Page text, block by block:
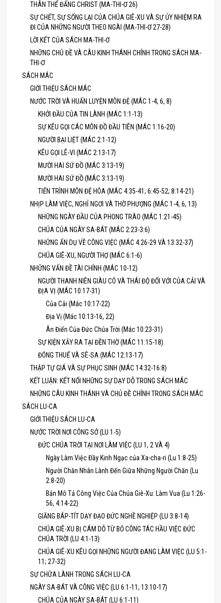
THÂN THỂ ĐẤNG CHRIST (MA-THI-Ơ 26)
SỰ CHẾT, SỰ SỐNG LẠI CỦA CHÚA GIÊ-XU VÀ SỰ ỦY NHIỆM RA
ĐI CỦA NHỮNG NGƯỜI THEO NGÀI (MA-THI-Ơ 27-28)
LỜI KẾT CỦA SÁCH MA-THI-Ơ
NHỮNG CHỦ ĐỀ VÀ CÂU KINH THÁNH CHÍNH TRONG SÁCH MA-
THI-Ơ
SÁCH MÁC
GIỚI THIỆU SÁCH MÁC
NƯỚC TRỜI VÀ HUẤN LUYỆN MÔN ĐỆ (MÁC 1-4, 6, 8)
KHỞI ĐẦU CỦA TIN LÀNH (MÁC 1:1-13)
SỰ KÊU GỌI CÁC MÔN ĐỒ ĐẦU TIÊN (MÁC 1:16-20)
NGƯỜI BẠI LIỆT (MÁC 2:1-12)
KÊU GỌI LÊ-VI (MÁC 2:13-17)
MƯỜI HAI SỨ ĐỒ (MÁC 3:13-19)
MƯỜI HAI SỨ ĐỒ (MÁC 3:13-19)
TIẾN TRÌNH MÔN ĐỆ HÓA (MÁC 4:35-41; 6:45-52; 8:14-21)
NHỊP LÀM VIỆC, NGHỈ NGƠI VÀ THỜ PHƯỢNG (MÁC 1-4, 6, 13)
NHỮNG NGÀY ĐẦU CỦA PHONG TRÀO (MÁC 1:21-45)
CHÚA CỦA NGÀY SA-BÁT (MÁC 2:23-3:6)
NHỮNG ẨN DỤ VỀ CÔNG VIỆC (MÁC 4:26-29 VÀ 13:32-37)
CHÚA GIÊ-XU, NGƯỜI THỢ (MÁC 6:1-6)
NHỮNG VẤN ĐỀ TÀI CHÍNH (MÁC 10-12)
NGƯỜI THANH NIÊN GIÀU CÓ VÀ THÁI ĐỘ ĐỐI VỚI CỦA CẢI VÀ
ĐỊA VỊ (MÁC 10:17-31)
Của Cải (Mác 10:17-22)
Địa Vị (Mác 10:13-16, 22)
Ân Điển Của Đức Chúa Trời (Mác 10:23-31)
SỰ KIỆN XẢY RA TẠI ĐỀN THỜ (MÁC 11:15-18)
ĐÓNG THUẾ VÀ SÊ-SA (MÁC 12:13-17)
THẬP TỰ GIÁ VÀ SỰ PHỤC SINH (MÁC 14:32-16:8)
KẾT LUẬN: KẾT NỐI NHỮNG SỰ DẠY DỖ TRONG SÁCH MÁC
NHỮNG CÂU KINH THÁNH VÀ CHỦ ĐỀ CHÍNH TRONG SÁCH MÁC
SÁCH LU-CA
GIỚI THIỆU SÁCH LU-CA
NƯỚC TRỜI NƠI CÔNG SỞ (LU 1-5)
ĐỨC CHÚA TRỜI TẠI NƠI LÀM VIỆC (LU 1, 2 VÀ 4)
Ngày Làm Việc Đầy Kinh Ngạc của Xa-cha-ri (Lu 1:8-25)
Người Chăn Nhân Lành Đến Giữa Những Người Chăn (Lu
2:8-20)
Bản Mô Tả Công Việc Của Chúa Giê-Xu: Làm Vua (Lu 1:26-
56, 4:14-22)
GIĂNG BÁP-TÍT DẠY ĐẠO ĐỨC NGHỀ NGHIỆP (LU 3:8-14)
CHÚA GIÊ-XU BỊ CÁM DỖ TỪ BỎ CÔNG TÁC HẦU VIỆC ĐỨC
CHÚA TRỜI (LU 4:1-13)
CHÚA GIÊ-XU KÊU GỌI NHỮNG NGƯỜI ĐANG LÀM VIỆC (LU 5:1-
11; 27-32)
SỰ CHỮA LÀNH TRONG SÁCH LU-CA
NGÀY SA-BÁT VÀ CÔNG VIỆC (LU 6:1-11; 13:10-17)
CHÚA CỦA NGÀY SA-BÁT (LU 6:1-11)